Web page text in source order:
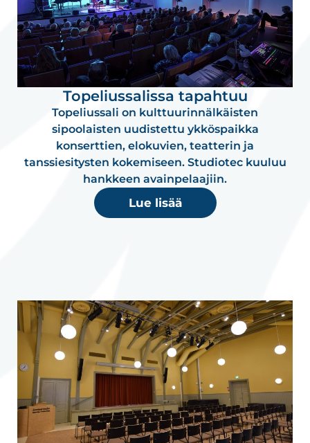
Topeliussalissa tapahtuu
Topeliussali on kulttuurinnälkäisten
sipoolaisten uudistettu ykköspaikka
konserttien, elokuvien, teatterin ja
tanssiesitysten kokemiseen. Studiotec kuuluu
hankkeen avainpelaajiin.
Lue lisää